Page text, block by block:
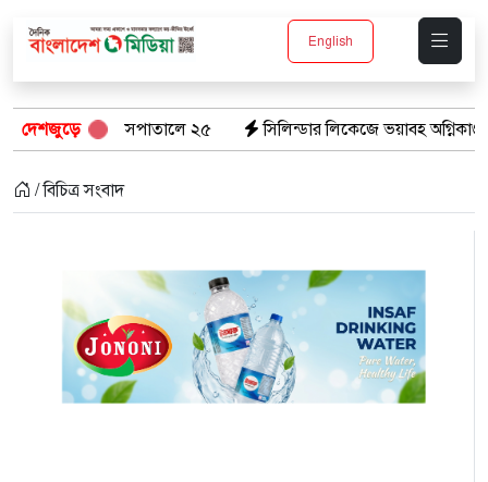
English
দেশজুড়ে
হাসপাতালে ২৫ সিলিন্ডার লিকেজে ভয়াবহ অগ্নিকাণ্ড: দগ্ধ ৩
/ বিচিত্র সংবাদ